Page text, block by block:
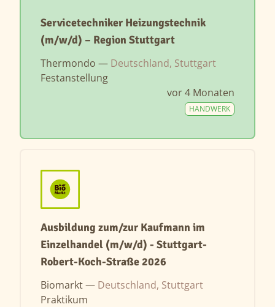
Servicetechniker Heizungstechnik
(m/w/d) – Region Stuttgart
Thermondo — Deutschland, Stuttgart
Festanstellung
vor 4 Monaten
HANDWERK
Ausbildung zum/zur Kaufmann im
Einzelhandel (m/w/d) - Stuttgart-
Robert-Koch-Straße 2026
Biomarkt — Deutschland, Stuttgart
Praktikum